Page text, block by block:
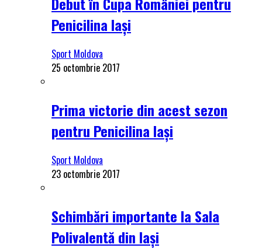
Penicilina Iași
Sport Moldova
25 octombrie 2017
Prima victorie din acest sezon
pentru Penicilina Iași
Sport Moldova
23 octombrie 2017
Schimbări importante la Sala
Polivalentă din Iași